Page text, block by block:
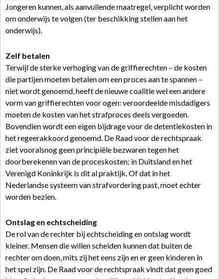
Jongeren kunnen, als aanvullende maatregel, verplicht worden
om onderwijs te volgen (ter beschikking stellen aan het
onderwijs).
Zelf betalen
Terwijl de sterke verhoging van de griffierechten – de kosten
die partijen moeten betalen om een proces aan te spannen –
niet wordt genoemd, heeft de nieuwe coalitie wel een andere
vorm van griffierechten voor ogen: veroordeelde misdadigers
moeten de kosten van het strafproces deels vergoeden.
Bovendien wordt een eigen bijdrage voor de detentiekosten in
het regeerakkoord genoemd. De Raad voor de rechtspraak
ziet vooralsnog geen principiële bezwaren tegen het
doorberekenen van de proceskosten; in Duitsland en het
Verenigd Koninkrijk is dit al praktijk. Of dat in het
Nederlandse systeem van strafvordering past, moet echter
worden bezien.
Ontslag en echtscheiding
De rol van de rechter bij echtscheiding en ontslag wordt
kleiner. Mensen die willen scheiden kunnen dat buiten de
rechter om doen, mits zij het eens zijn en er geen kinderen in
het spel zijn. De Raad voor de rechtspraak vindt dat geen goed